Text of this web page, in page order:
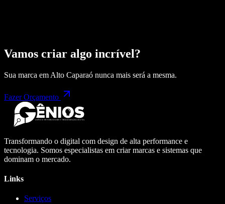
Vamos criar algo incrível?
Sua marca em Alto Caparaó nunca mais será a mesma.
Fazer Orçamento
Transformando o digital com design de alta performance e
tecnologia. Somos especialistas em criar marcas e sistemas que
dominam o mercado.
Links
Serviços